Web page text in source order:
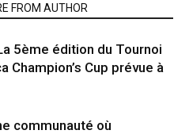
FROM AUTHOR
5ème édition du Tournoi
Champion’s Cup prévue à
communauté où